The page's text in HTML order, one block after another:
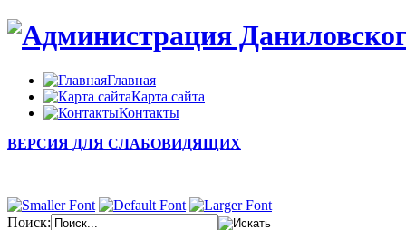
Главная
Карта сайта
Контакты
ВЕРСИЯ ДЛЯ СЛАБОВИДЯЩИХ
Поиск: